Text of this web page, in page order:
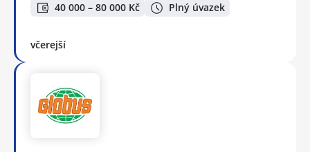
40 000 – 80 000 Kč Plný úvazek
včerejší